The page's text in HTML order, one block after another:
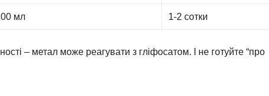
мл 1-2 сотки
– метал може реагувати з гліфосатом. І не готуйте “про